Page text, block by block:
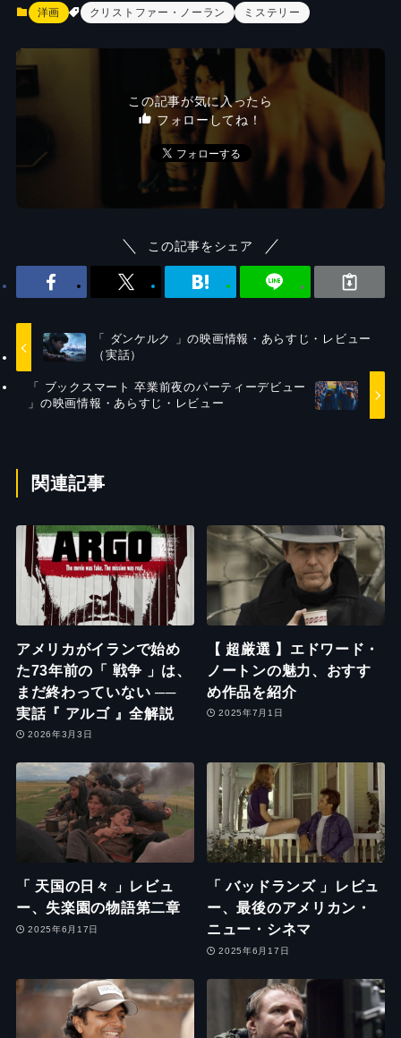
洋画 クリストファー・ノーラン ミステリー
この記事が気に入ったら
フォローしてね！
この記事をシェア
「 ダンケルク 」の映画情報・あらすじ・レビュー
（実話）
「 ブックスマート 卒業前夜のパーティーデビュー
」の映画情報・あらすじ・レビュー
関連記事
アメリカがイランで始め
た73年前の「 戦争 」は、
まだ終わっていない ──
実話『 アルゴ 』全解説
2026年3月3日
【 超厳選 】エドワード・
ノートンの魅力、おすす
め作品を紹介
2025年7月1日
「 天国の日々 」レビュ
ー、失楽園の物語第二章
2025年6月17日
「 バッドランズ 」レビュ
ー、最後のアメリカン・
ニュー・シネマ
2025年6月17日